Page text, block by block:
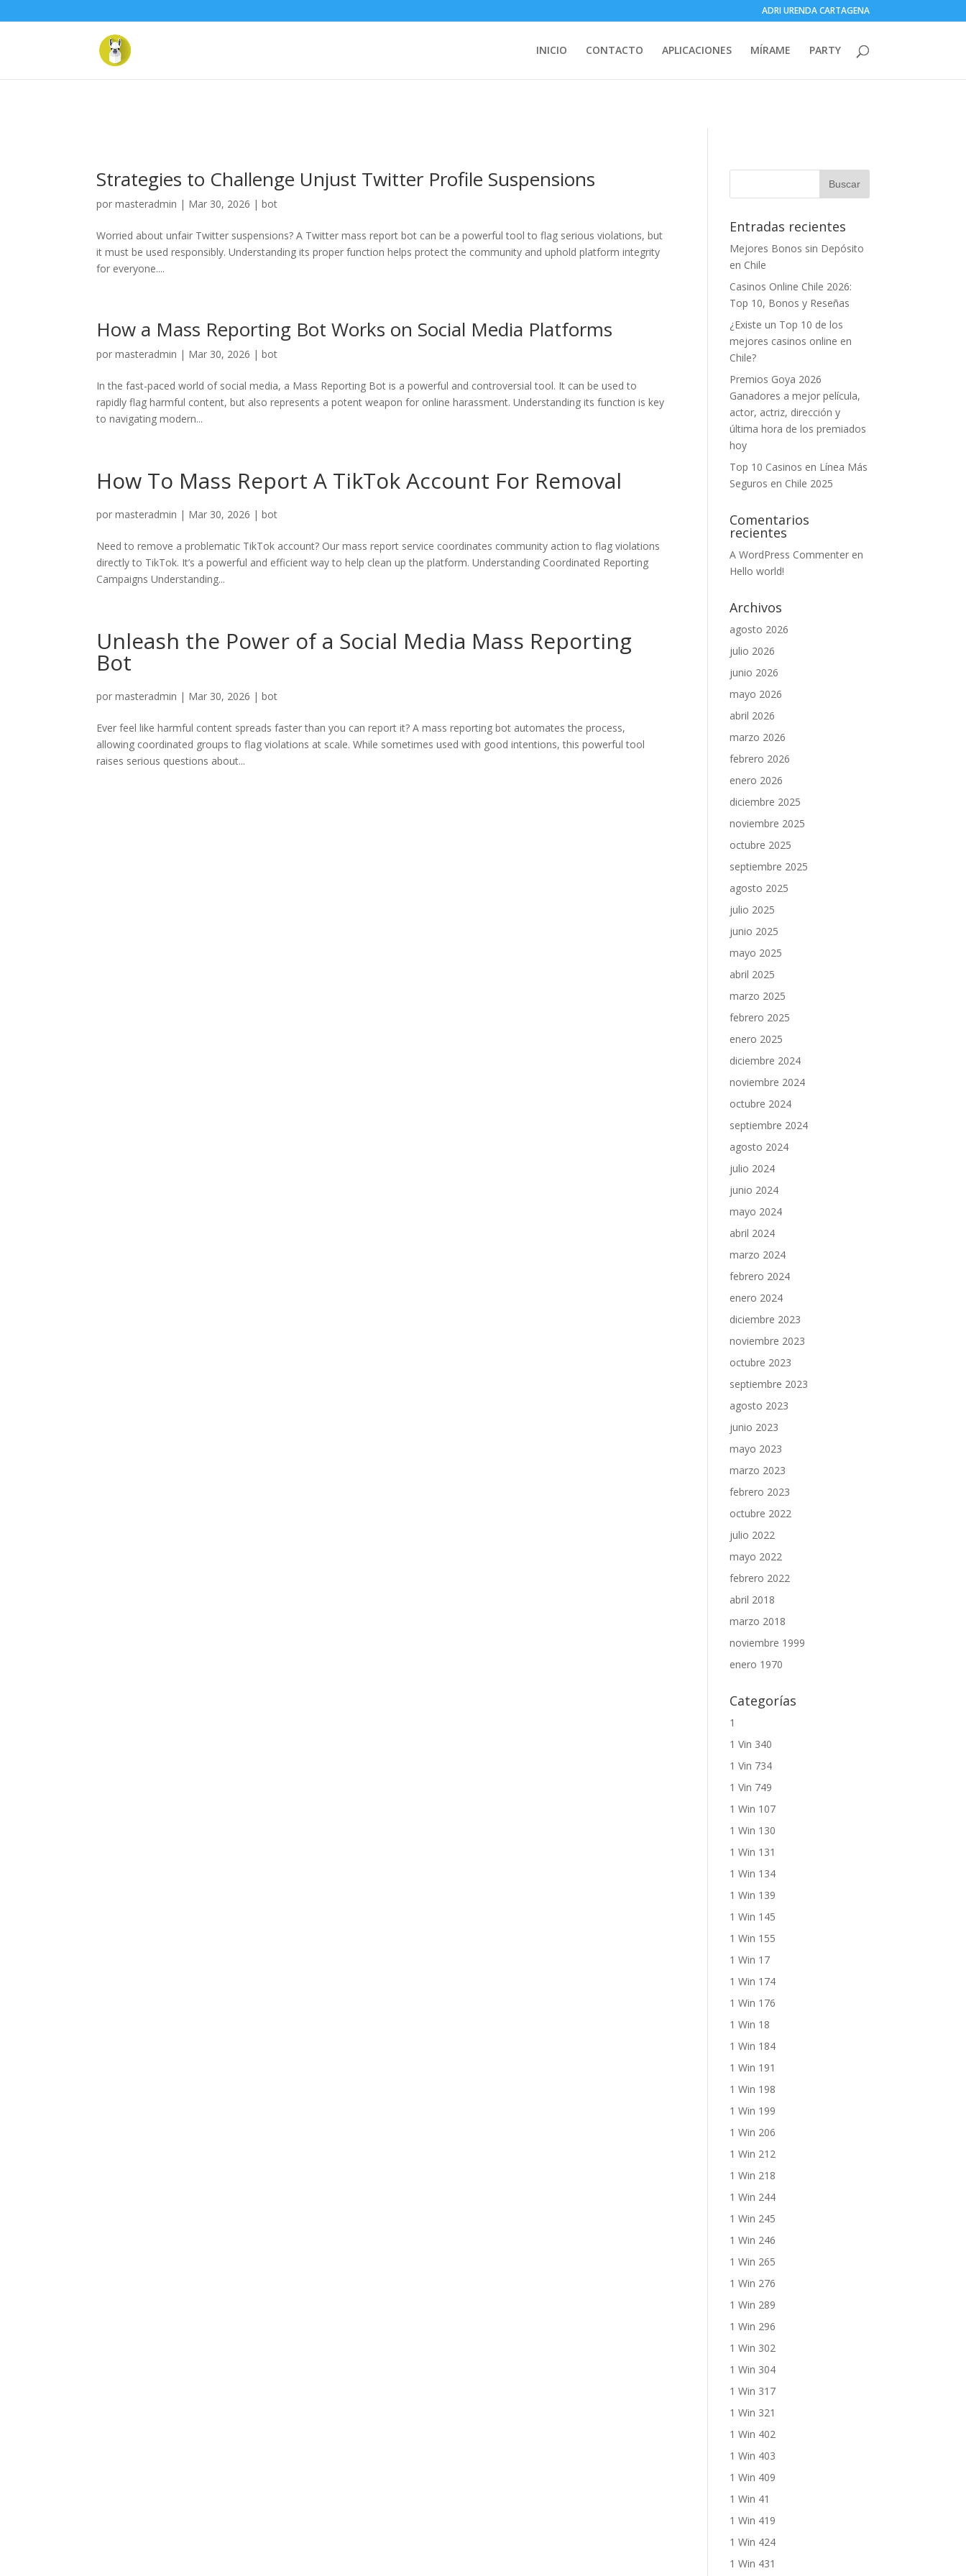
Warning: "continue" targeting switch is equivalent to "break". Did you mean to use "continue 2"? in/home/quarks5/public_html/apps_server/WordpressTest/wp-
content/themes/Divi/includes/builder/functions.php
ADRI URENDA CARTAGENA
INICIO CONTACTO APLICACIONES MÍRAME PARTY
Strategies to Challenge Unjust Twitter Profile Suspensions
pormasteradmin | Mar 30, 2026 |bot
Worried about unfair Twitter suspensions? A Twitter mass report bot can be a powerful tool to flag serious violations, but
it must be used responsibly. Understanding its proper function helps protect the community and uphold platform integrity
for everyone....
How a Mass Reporting Bot Works on Social Media Platforms
pormasteradmin | Mar 30, 2026 |bot
In the fast-paced world of social media, a Mass Reporting Bot is a powerful and controversial tool. It can be used to
rapidly flag harmful content, but also represents a potent weapon for online harassment. Understanding its function is key
to navigating modern...
How To Mass Report A TikTok Account For Removal
pormasteradmin | Mar 30, 2026 |bot
Need to remove a problematic TikTok account? Our mass report service coordinates community action to flag violations
directly to TikTok. It’s a powerful and efficient way to help clean up the platform. Understanding Coordinated Reporting
Campaigns Understanding...
Unleash the Power of a Social Media Mass Reporting
Bot
pormasteradmin | Mar 30, 2026 |bot
Ever feel like harmful content spreads faster than you can report it? A mass reporting bot automates the process,
allowing coordinated groups to flag violations at scale. While sometimes used with good intentions, this powerful tool
raises serious questions about...
Entradas recientes
Mejores Bonos sin Depósito
en Chile
Casinos Online Chile 2026:
Top 10, Bonos y Reseñas
¿Existe un Top 10 de los
mejores casinos online en
Chile?
Premios Goya 2026
Ganadores a mejor película,
actor, actriz, dirección y
última hora de los premiados
hoy
Top 10 Casinos en Línea Más
Seguros en Chile 2025
Comentarios
recientes
A WordPress Commenter en
Hello world!
Archivos
agosto 2026
julio 2026
junio 2026
mayo 2026
abril 2026
marzo 2026
febrero 2026
enero 2026
diciembre 2025
noviembre 2025
octubre 2025
septiembre 2025
agosto 2025
julio 2025
junio 2025
mayo 2025
abril 2025
marzo 2025
febrero 2025
enero 2025
diciembre 2024
noviembre 2024
octubre 2024
septiembre 2024
agosto 2024
julio 2024
junio 2024
mayo 2024
abril 2024
marzo 2024
febrero 2024
enero 2024
diciembre 2023
noviembre 2023
octubre 2023
septiembre 2023
agosto 2023
junio 2023
mayo 2023
marzo 2023
febrero 2023
octubre 2022
julio 2022
mayo 2022
febrero 2022
abril 2018
marzo 2018
noviembre 1999
enero 1970
Categorías
1
1 Vin 340
1 Vin 734
1 Vin 749
1 Win 107
1 Win 130
1 Win 131
1 Win 134
1 Win 139
1 Win 145
1 Win 155
1 Win 17
1 Win 174
1 Win 176
1 Win 18
1 Win 184
1 Win 191
1 Win 198
1 Win 199
1 Win 206
1 Win 212
1 Win 218
1 Win 244
1 Win 245
1 Win 246
1 Win 265
1 Win 276
1 Win 289
1 Win 296
1 Win 302
1 Win 304
1 Win 317
1 Win 321
1 Win 402
1 Win 403
1 Win 409
1 Win 41
1 Win 419
1 Win 424
1 Win 431